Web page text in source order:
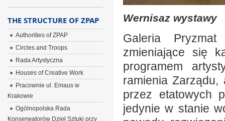
Wernisaz wystawy
Galeria
zmieniające się
programem
ramienia Zarządu,
przez etatowych
jedynie w stanie
THE STRUCTURE OF ZPAP
Authorities of ZPAP
Circles and Troops
Rada Artystyczna
Houses of Creative Work
Pracownie ul. Emaus w
Krakowie
Ogólnopolska Rada
Konserwatorów Dzieł Sztuki przy